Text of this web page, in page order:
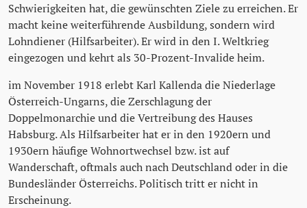
Schwierigkeiten hat, die gewünschten Ziele zu erreichen. Er
macht keine weiterführende Ausbildung, sondern wird
Lohndiener (Hilfsarbeiter). Er wird in den I. Weltkrieg
eingezogen und kehrt als 30-Prozent-Invalide heim.
im November 1918 erlebt Karl Kallenda die Niederlage
Österreich-Ungarns, die Zerschlagung der
Doppelmonarchie und die Vertreibung des Hauses
Habsburg. Als Hilfsarbeiter hat er in den 1920ern und
1930ern häufige Wohnortwechsel bzw. ist auf
Wanderschaft, oftmals auch nach Deutschland oder in die
Bundesländer Österreichs. Politisch tritt er nicht in
Erscheinung.